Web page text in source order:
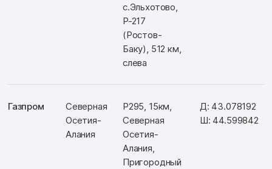
с.Эльхотово,
Р-217
(Ростов-
Баку), 512 км,
слева
Газпром
Северная
Осетия-
Алания
Р295, 15км,
Северная
Осетия-
Алания,
Пригородный
Д: 43.078192
Ш: 44.599842